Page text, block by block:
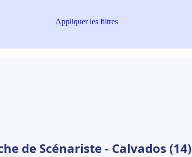
Appliquerles filtres
de Scénariste - Calvados (14)